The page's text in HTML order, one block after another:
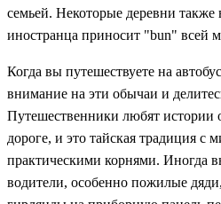
семьей. Некоторые деревни также
иностранца приносит "bun" всей
Когда вы путешествуете на
внимание на эти обычаи и
Путешественники любят истории
дороге, и это тайская традиция с
практическими корнями. Иногда
водители, особенно пожилые